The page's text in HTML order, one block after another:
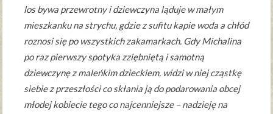
los bywa przewrotny i dziewczyna ląduje w małym
mieszkanku na strychu, gdzie z sufitu kapie woda a chłód
roznosi się po wszystkich zakamarkach. Gdy Michalina
po raz pierwszy spotyka zziębniętą i samotną
dziewczynę z maleńkim dzieckiem, widzi w niej cząstkę
siebie z przeszłości co skłania ją do podarowania obcej
młodej kobiecie tego co najcenniejsze – nadzieję na